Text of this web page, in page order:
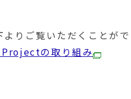
りご覧いただくことがで
の取り組み